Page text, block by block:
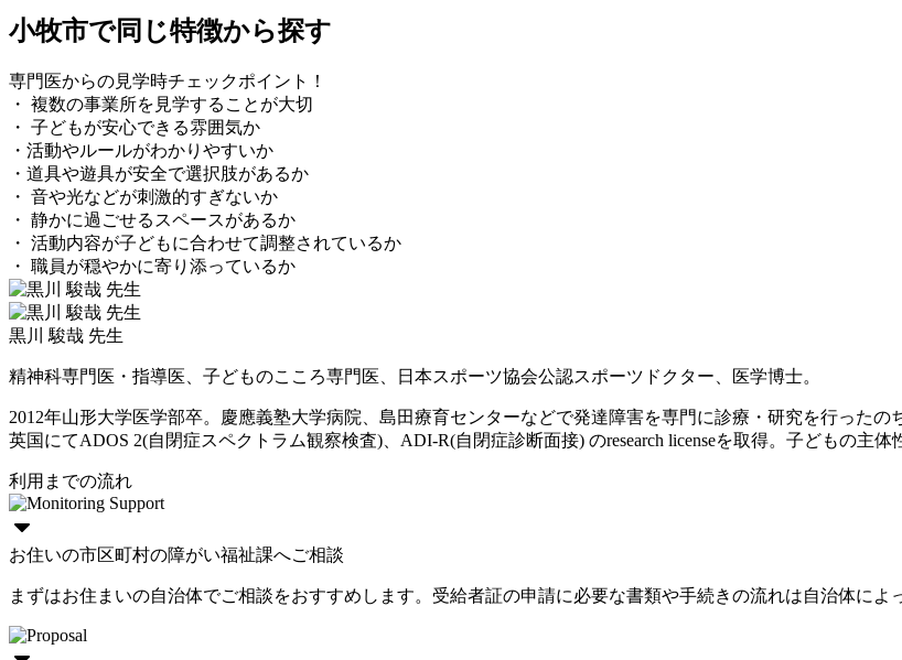
小牧市で同じ特徴から探す
専門医からの見学時チェックポイント！
・ 複数の事業所を見学することが大切
・ 子どもが安心できる雰囲気か
・活動やルールがわかりやすいか
・道具や遊具が安全で選択肢があるか
・ 音や光などが刺激的すぎないか
・ 静かに過ごせるスペースがあるか
・ 活動内容が子どもに合わせて調整されているか
・ 職員が穏やかに寄り添っているか
黒川 駿哉 先生
精神科専門医・指導医、子どものこころ専門医、日本スポーツ協会公認スポーツドクター、医学博士。
2012年山形大学医学部卒。慶應義塾大学病院、島田療育センターなどで発達障害を専門に診療・研究を行った
英国にてADOS 2(自閉症スペクトラム観察検査)、ADI-R(自閉症診断面接) のresearch licenseを取得。子どもの主体
利用までの流れ
お住いの市区町村の障がい福祉課へご相談
まずはお住まいの自治体でご相談をおすすめします。受給者証の申請に必要な書類や手続きの流れは自治体によ